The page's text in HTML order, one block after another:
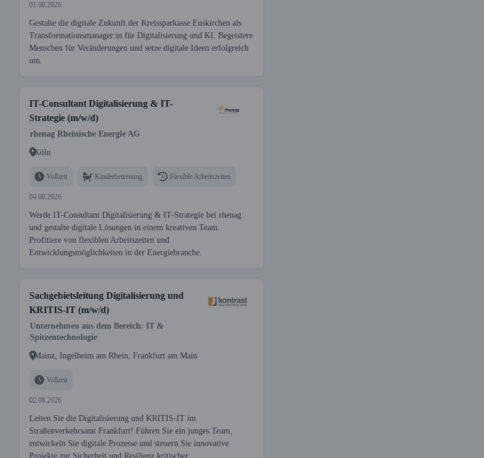
01.08.2026
Gestalte die digitale Zukunft der Kreissparkasse Euskirchen als
Transformationsmanager:in für Digitalisierung und KI. Begeistere
Menschen für Veränderungen und setze digitale Ideen erfolgreich
um.
IT-Consultant Digitalisierung & IT-
Strategie (m/w/d)
rhenag Rheinische Energie AG
Köln
Vollzeit Kinderbetreuung Flexible Arbeitszeiten
04.08.2026
Werde IT-Consultant Digitalisierung & IT-Strategie bei rhenag
und gestalte digitale Lösungen in einem kreativen Team.
Profitiere von flexiblen Arbeitszeiten und
Entwicklungsmöglichkeiten in der Energiebranche.
Sachgebietsleitung Digitalisierung und
KRITIS-IT (m/w/d)
Unternehmen aus dem Bereich: IT &
Spitzentechnologie
Mainz, Ingelheim am Rhein, Frankfurt am Main
Vollzeit
02.08.2026
Leiten Sie die Digitalisierung und KRITIS-IT im
Straßenverkehrsamt Frankfurt! Führen Sie ein junges Team,
entwickeln Sie digitale Prozesse und steuern Sie innovative
Projekte zur Sicherheit und Resilienz kritischer